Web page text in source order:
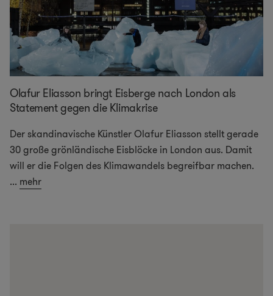
Olafur Eliasson bringt Eisberge nach London als
Statement gegen die Klimakrise
Der skandinavische Künstler Olafur Eliasson stellt gerade
30 große grönländische Eisblöcke in London aus. Damit
will er die Folgen des Klimawandels begreifbar machen.
... mehr